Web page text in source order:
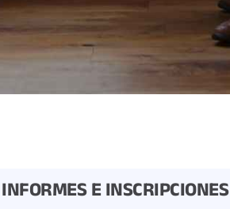
INFORMES E INSCRIPCIONES